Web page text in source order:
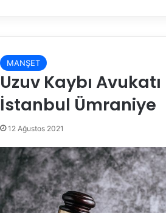
MANŞET
Uzuv Kaybı Avukatı
İstanbul Ümraniye
12 Ağustos 2021